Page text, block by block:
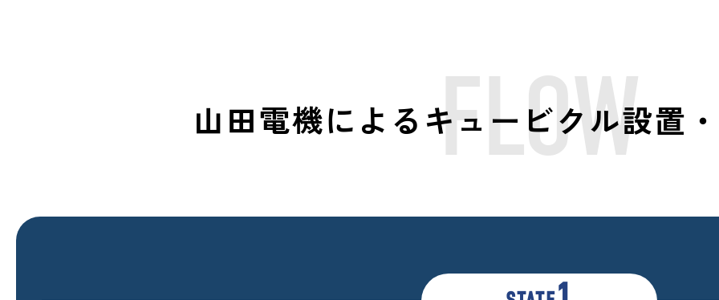
山田電機による キュービクル設置
FLOW